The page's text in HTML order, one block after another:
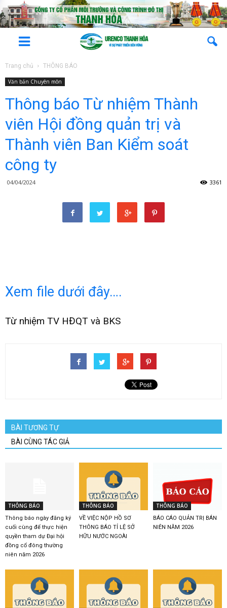
Trang chủ THÔNG BÁO
Văn bản Chuyên môn
Thông báo Từ nhiệm Thành
viên Hội đồng quản trị và
Thành viên Ban Kiểm soát
công ty
04/04/2024 3361
Xem file dưới đây….
Từ nhiệm TV HĐQT và BKS
BÀI TƯƠNG TỰ
BÀI CÙNG TÁC GIẢ
THÔNG BÁO
Thông báo ngày đăng ký
cuối cùng để thực hiện
quyền tham dự Đại hội
đồng cổ đông thường
niên năm 2026
THÔNG BÁO
VỀ VIỆC NỘP HỒ SƠ
THÔNG BÁO TỈ LỆ SỞ
HỮU NƯỚC NGOÀI
THÔNG BÁO
BÁO CÁO QUẢN TRỊ BÁN
NIÊN NĂM 2026